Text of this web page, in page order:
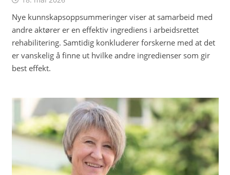
Nye kunnskapsoppsummeringer viser at samarbeid med
andre aktører er en effektiv ingrediens i arbeidsrettet
rehabilitering. Samtidig konkluderer forskerne med at det
er vanskelig å finne ut hvilke andre ingredienser som gir
best effekt.